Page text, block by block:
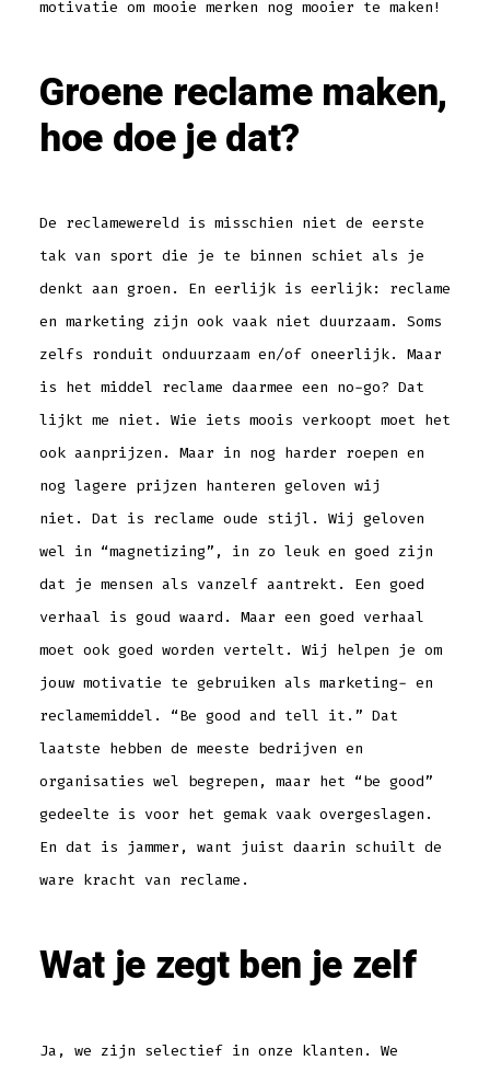
motivatie om mooie merken nog mooier te maken!
Groene reclame maken,
hoe doe je dat?
De reclamewereld is misschien niet de eerste
tak van sport die je te binnen schiet als je
denkt aan groen. En eerlijk is eerlijk: reclame
en marketing zijn ook vaak niet duurzaam. Soms
zelfs ronduit onduurzaam en/of oneerlijk. Maar
is het middel reclame daarmee een no-go? Dat
lijkt me niet. Wie iets moois verkoopt moet het
ook aanprijzen. Maar in nog harder roepen en
nog lagere prijzen hanteren geloven wij
niet. Dat is reclame oude stijl. Wij geloven
wel in “magnetizing”, in zo leuk en goed zijn
dat je mensen als vanzelf aantrekt. Een goed
verhaal is goud waard. Maar een goed verhaal
moet ook goed worden vertelt. Wij helpen je om
jouw motivatie te gebruiken als marketing- en
reclamemiddel. “Be good and tell it.” Dat
laatste hebben de meeste bedrijven en
organisaties wel begrepen, maar het “be good”
gedeelte is voor het gemak vaak overgeslagen.
En dat is jammer, want juist daarin schuilt de
ware kracht van reclame.
Wat je zegt ben je zelf
Ja, we zijn selectief in onze klanten. We